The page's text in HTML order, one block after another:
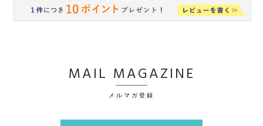
MAIL MAGAZINE
メルマガ登録